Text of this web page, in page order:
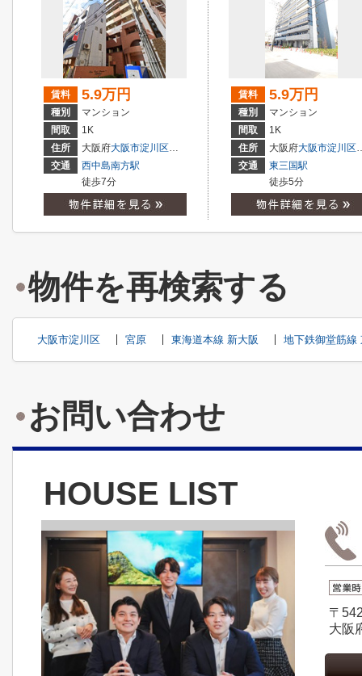
賃料 5.9万円
種別
マンション
間取
1K
住所
大阪府大阪市淀川区西中島
６丁目
交通
西中島南方駅
徒歩7分
賃料 5.9万円
種別
マンション
間取
1K
住所
大阪府大阪市淀川区
交通
東三国駅
徒歩5分
物件を再検索する
大阪市淀川区 宮原 東海道本線 新大阪 地下鉄御堂筋線
お問い合わせ
HOUSE LIST
〒
大阪